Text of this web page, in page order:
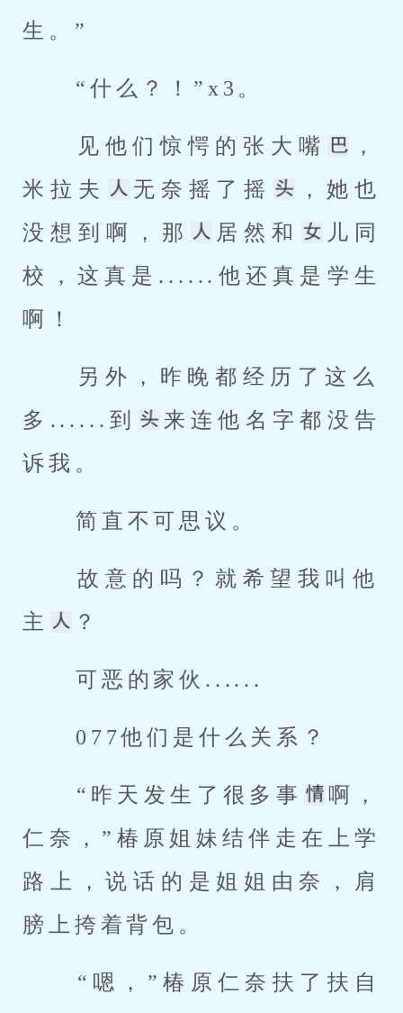
生。”
“什么？！”x3。
见他们惊愕的张大嘴
，
米拉夫
无奈摇了摇
，她也
没想到啊，那
居然和
儿同
校，这真是......他还真是学生
啊！
多......到
来连他名字都没告
诉我。
简直不可思议。
主
？
可恶的家伙......
077他们是什么关系？
“昨天发生了很多事
啊，
仁奈，”椿原姐妹结伴走在上学
路上，说话的是姐姐由奈，肩
膀上挎着背包。